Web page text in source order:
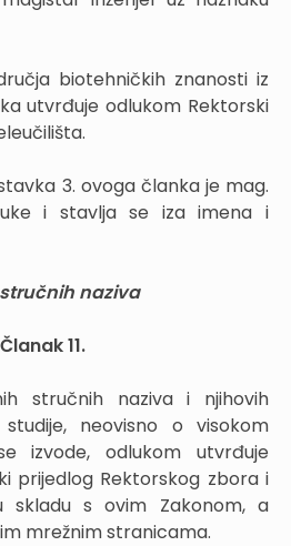
biotehničkih znanosti iz
utvrđuje odlukom Rektorski
3. ovoga članka je mag.
i stavlja se iza imena i
naziva
Članak 11.
stručnih naziva i njihovih
neovisno o visokom
izvode, odlukom utvrđuje
prijedlog Rektorskog zbora i
skladu s ovim Zakonom, a
mrežnim stranicama.